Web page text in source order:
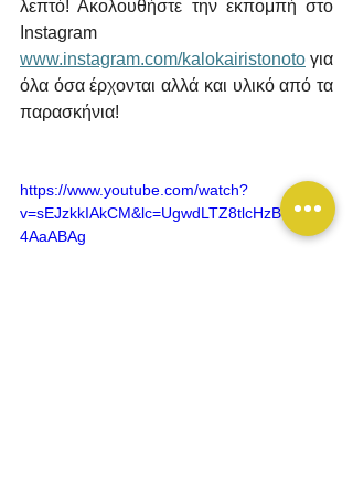
λεπτό! Ακολουθήστε την εκπομπή στο
www.instagram.com/kalokairistonoto για
όλα όσα έρχονται αλλά και υλικό από τα
παρασκήνια!
https://www.youtube.com/watch?
v=sEJzkkIAkCM&lc=UgwdLTZ8tlcHzBKbVXd
4AaABAg